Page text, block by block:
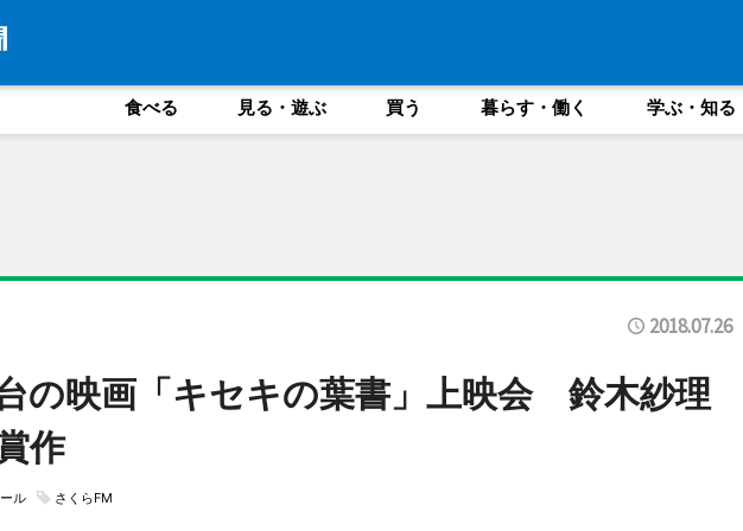
食べる 見る・遊ぶ 買う 暮らす・働く 学ぶ・知る
2018.07.26
の映画「キセキの葉書」上映会 鈴木紗理
作
ル さくらFM